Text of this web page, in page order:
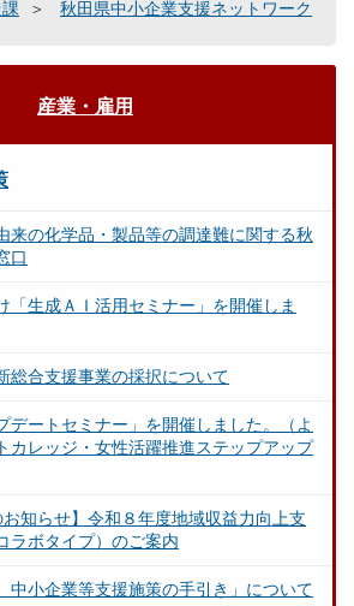
秋田県中小企業支援ネットワーク
産業・雇用
来の化学品・製品等の調達難に関する秋
口
「生成ＡＩ活用セミナー」を開催しま
総合支援事業の採択について
デートセミナー」を開催しました。（よ
カレッジ・女性活躍推進ステップアップ
お知らせ】令和８年度地域収益力向上支
ラボタイプ）のご案内
中小企業等支援施策の手引き」について